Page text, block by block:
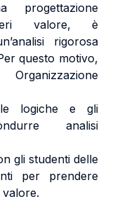
valore, è
rigorosa
questo motivo,
logiche e gli
analisi
gli studenti delle
per prendere
valore.